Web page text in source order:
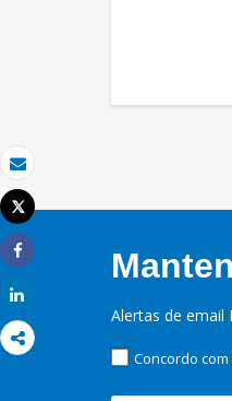
Email
Imprimir
Tweet
Share
Alertas de email
Concordo